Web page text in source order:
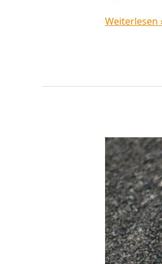
Weiterlesen
2020:
Ein
(Teil
1:
Anleihen
und
Inflation)